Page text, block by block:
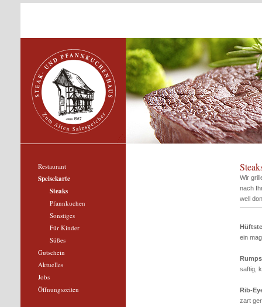
Restaurant
Speisekarte
Steaks
Pfannkuchen
Sonstiges
Für Kinder
Süßes
Gutschein
Aktuelles
Jobs
Öffnungszeiten
Wir
nach
well
ein
saftig,
Rib-
zart